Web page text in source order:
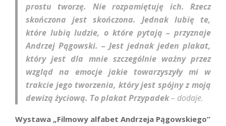
prostu tworzę. Nie rozpamiętuję ich. Rzecz
skończona jest skończona. Jednak lubię te,
które lubią ludzie, o które pytają – przyznaje
Andrzej Pągowski. – Jest jednak jeden plakat,
który jest dla mnie szczególnie ważny przez
wzgląd na emocje jakie towarzyszyły mi w
trakcie jego tworzenia, który jest spójny z moją
dewizą życiową. To plakat Przypadek– dodaje.
Wystawa „Filmowy alfabet Andrzeja Pągowskiego”